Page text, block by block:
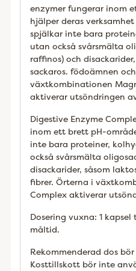
enzymer fungerar inom
hjälper deras
spjälkar inte bara
utan också svårsmälta
raffinos) och
sackaros. födoämnen
växtkombinationen
aktiverar utsöndringen
Digestive Enzyme
inom ett brett pH-
inte bara proteiner,
också svårsmälta
disackarider, såsom
fibrer. Örterna i
Complex aktiverar
Dosering vuxna: 1
måltid.
Rekommenderad dos
Kosttillskott bör inte